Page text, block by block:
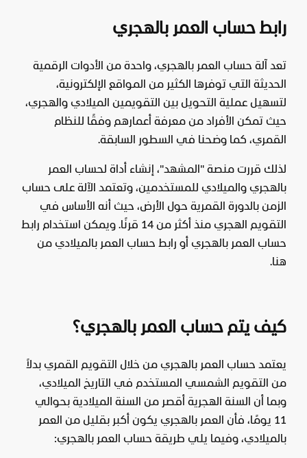
رابط حساب العمر بالهجري
تعد آلة حساب العمر بالهجري، واحدة من الأدوات الرقمية
الحديثة التي توفرها الكثير من المواقع الإلكترونية،
لتسهيل عملية التحويل بين التقويمين الميلادي والهجري،
حيث تمكن الأفراد من معرفة أعمارهم وفقًا للنظام
القمري، كما وضحنا في السطور السابقة.
لذلك قررت منصة "المشهد"، إنشاء أداة لحساب العمر
بالهجري والميلادي للمستخدمين، وتعتمد الآلة على حساب
الزمن بالدورة القمرية حول الأرض، حيث أنه الأساس في
التقويم الهجري منذ أكثر من 14 قرنًا. ويمكن استخدام رابط
حساب العمر بالهجري أو رابط حساب العمر بالميلادي من
هنا.
كيف يتم حساب العمر بالهجري؟
يعتمد حساب العمر بالهجري من خلال التقويم القمري بدلاً
من التقويم الشمسي المستخدم في التاريخ الميلادي،
وبما أن السنة الهجرية أقصر من السنة الميلادية بحوالي
11 يومًا، فأن العمر بالهجري يكون أكبر بقليل من العمر
بالميلادي، وفيما يلي طريقة حساب العمر بالهجري: